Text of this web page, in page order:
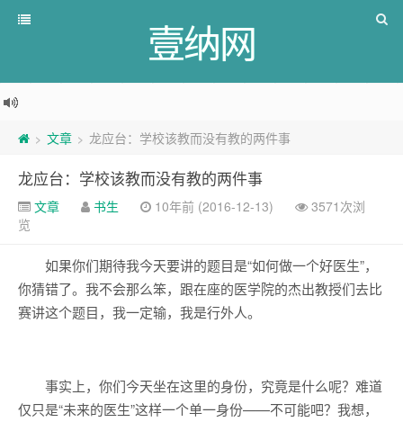
壹纳网
> 文章 > 龙应台：学校该教而没有教的两件事
龙应台：学校该教而没有教的两件事
文章 书生 10年前 (2016-12-13)
3571次浏
览
如果你们期待我今天要讲的题目是“如何做一个好医生”，
你猜错了。我不会那么笨，跟在座的医学院的杰出教授们去比
赛讲这个题目，我一定输，我是行外人。
事实上，你们今天坐在这里的身份，究竟是什么呢？难道
仅只是“未来的医生”这样一个单一身份——不可能吧？我想，